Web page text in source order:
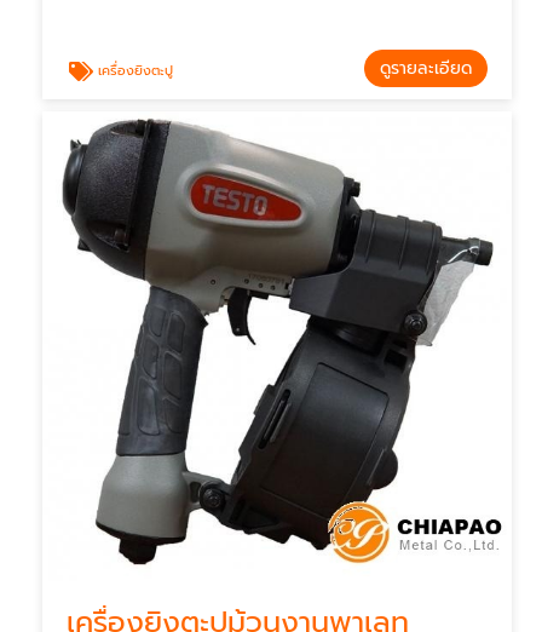
เครื่องยิงตะปู ดูรายละเอียด
เครื่องยิงตะปูม้วนงานพาเลท